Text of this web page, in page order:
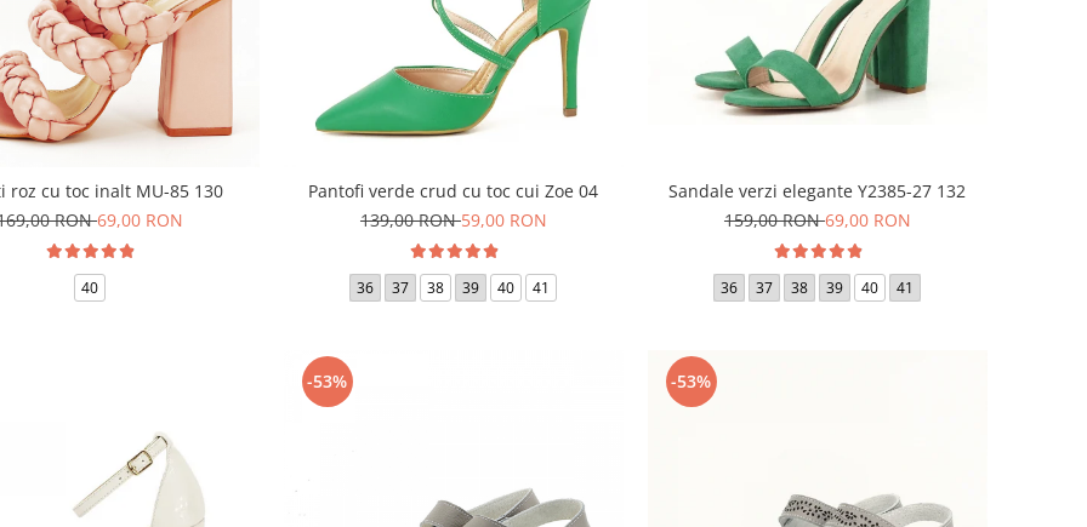
roz cu toc inalt MU-85 130
RON69,00 RON
40
Pantofi verde crud cu toc cui Zoe 04
139,00 RON59,00 RON
36 37 38 39 40 41
Sandale verzi elegante Y2385-27 132
159,00 RON69,00 RON
36 37 38 39 40 41
-53% -53%